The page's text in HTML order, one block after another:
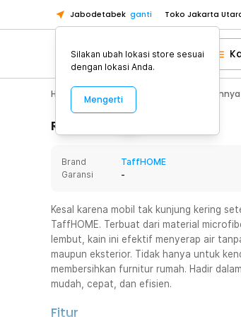
Jabodetabek ganti Toko Jakarta
Toko Tangerang
Toko Cikupa
Pick n Go Jakarta
Pick n Go Bekasi
Toko Jakarta Barat
Toko Tangerang
Toko Cikupa
Pick n Go Jakarta
Pick n Go Bekasi
Pick n Go Depok
Hobby Mobil Aksesoris Mobil Lainnya
Rincian Produk
Brand
TaffHOME
Garansi
-
Kesal karena mobil tak kunjung kering
TaffHOME. Terbuat dari material
lembut, kain ini efektif menyerap air
maupun eksterior. Tidak hanya untuk
membersihkan furnitur rumah. Hadir
mudah, cepat, dan efisien.
Fitur
Silakan ubah lokasi store sesuai
dengan lokasi Anda.
Mengerti